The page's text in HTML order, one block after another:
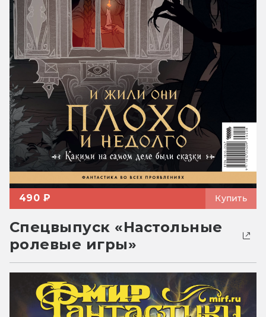
490 ₽ Купить
Спецвыпуск «Настольные
ролевые игры»